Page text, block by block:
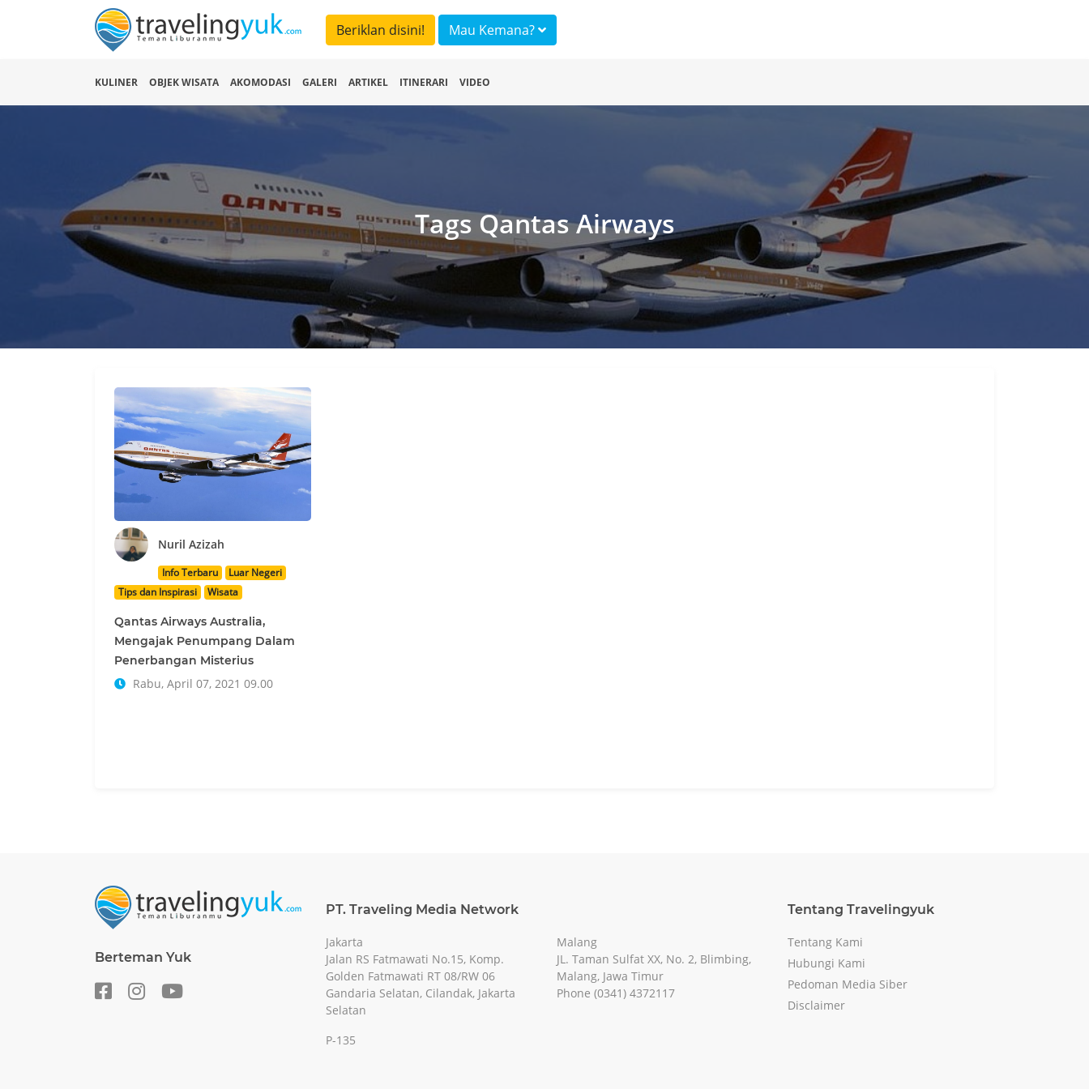
Beriklan disini! Mau Kemana?
KULINER OBJEK WISATA AKOMODASI GALERI ARTIKEL ITINERARI VIDEO
Tags Qantas Airways
Nuril Azizah
Info Terbaru
Luar Negeri
Tips dan Inspirasi
Wisata
Qantas Airways Australia,
Mengajak Penumpang Dalam
Penerbangan Misterius
Rabu, April 07, 2021 09.00
PT. Traveling Media Network Tentang Travelingyuk
Berteman Yuk
Jakarta
Jalan RS Fatmawati No.15, Komp.
Golden Fatmawati RT 08/RW 06
Gandaria Selatan, Cilandak, Jakarta
Selatan
P-135
Malang
JL. Taman Sulfat XX, No. 2, Blimbing,
Malang, Jawa Timur
Phone (0341) 4372117
Tentang Kami
Hubungi Kami
Pedoman Media Siber
Disclaimer